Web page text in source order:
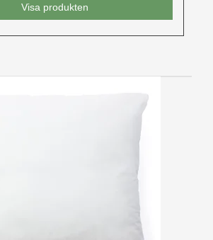
Visa produkten